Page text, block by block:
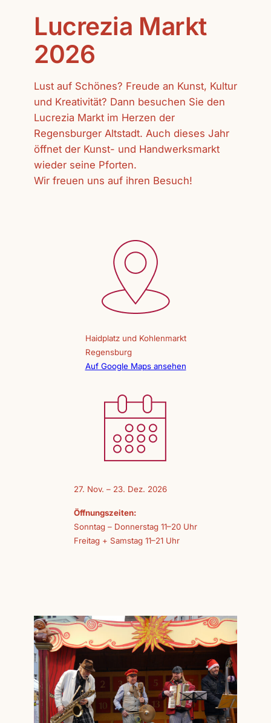
Lucrezia Markt
2026
Lust auf Schönes? Freude an Kunst, Kultur
und Kreativität? Dann besuchen Sie den
Lucrezia Markt im Herzen der
Regensburger Altstadt. Auch dieses Jahr
öffnet der Kunst- und Handwerksmarkt
wieder seine Pforten.
Wir freuen uns auf ihren Besuch!
Haidplatz und Kohlenmarkt
Regensburg
Auf Google Maps ansehen
27. Nov. – 23. Dez. 2026
Öffnungszeiten:
Sonntag – Donnerstag 11–20 Uhr
Freitag + Samstag 11–21 Uhr